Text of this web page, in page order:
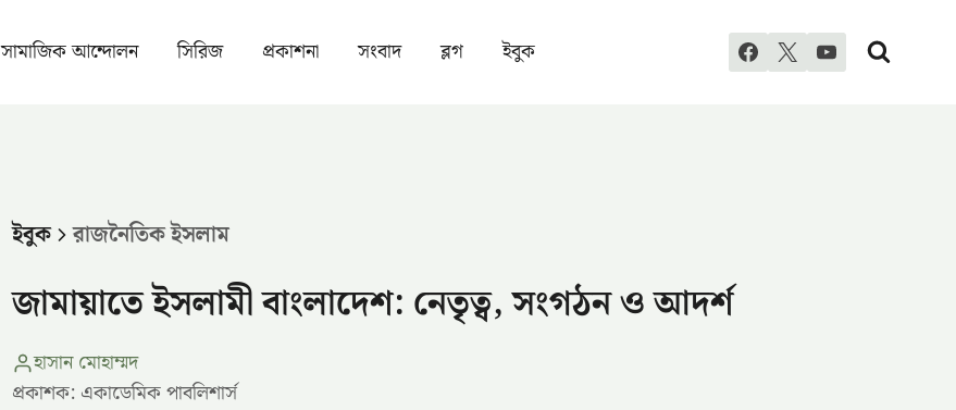
সামাজিক আন্দোলন সিরিজ প্রকাশনা সংবাদ ব্লগ ইবুক
ইবুক রাজনৈতিক ইসলাম
জামায়াতে ইসলামী বাংলাদেশ: নেতৃত্ব, সংগঠন ও আদর্শ
হাসান মোহাম্মদ
প্রকাশক: একাডেমিক পাবলিশার্স